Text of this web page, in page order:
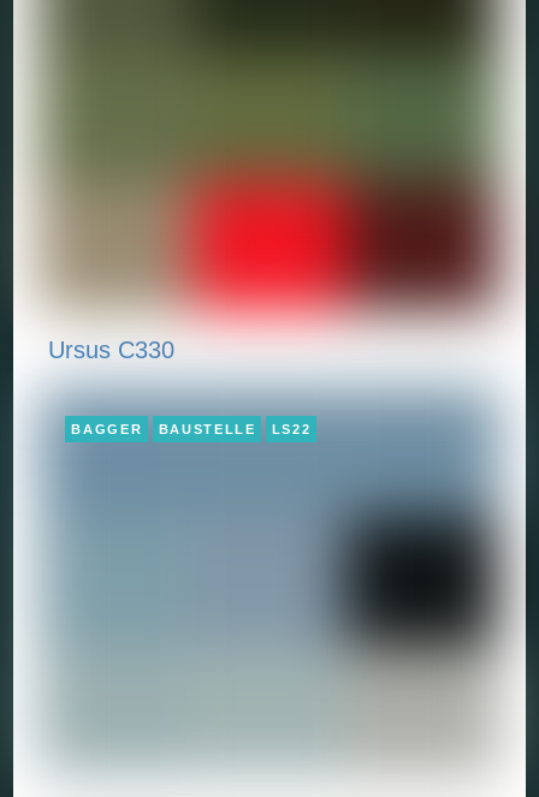
Ursus C330
BAGGER BAUSTELLE LS22